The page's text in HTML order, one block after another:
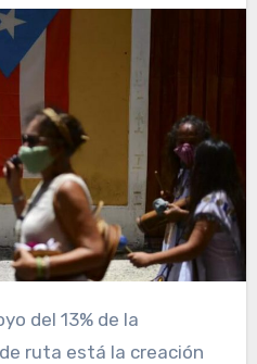
ruta está la creación